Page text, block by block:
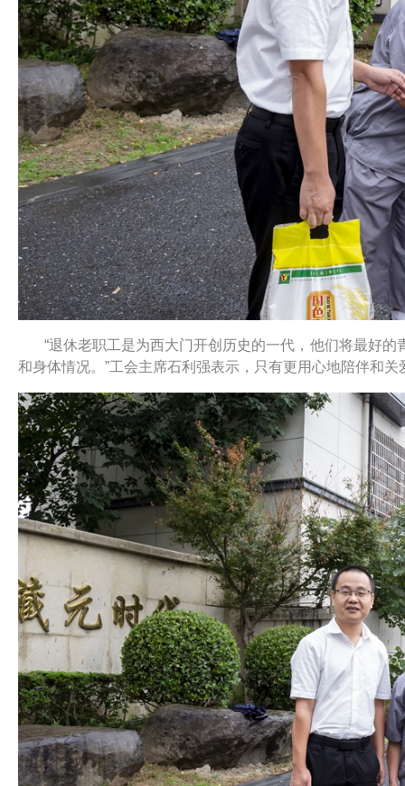
“退休老职工是为西大门开创历史的一代，他们将最好
和身体情况。”工会主席石利强表示，只有更用心地陪伴和